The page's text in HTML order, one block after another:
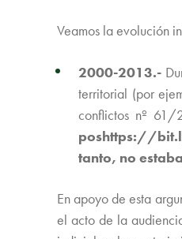
Veamos la evolución
2000-2013.-
territorial (por
conflictos nº
poshttps://
tanto, no
En apoyo de esta
el acto de la